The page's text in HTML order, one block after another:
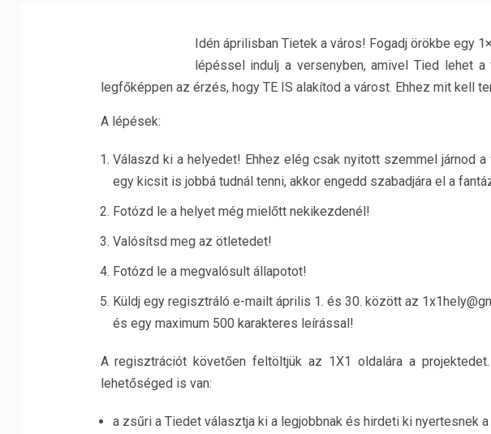
Idén áprilisban Tietek a város! Fogadj örökbe egy
lépéssel indulj a versenyben, amivel Tied lehet
legfőképpen az érzés, hogy TE IS alakítod a várost. Ehhez mit kell
A lépések:
Válaszd ki a helyedet! Ehhez elég csak nyitott szemmel járnod
egy kicsit is jobbá tudnál tenni, akkor engedd szabadjára el a
Fotózd le a helyet még mielőtt nekikezdenél!
Valósítsd meg az ötletedet!
Fotózd le a megvalósult állapotot!
Küldj egy regisztráló e-mailt április 1. és 30. között az
és egy maximum 500 karakteres leírással!
A regisztrációt követően feltöltjük az 1X1 oldalára a
lehetőséged is van:
a zsűri a Tiedet választja ki a legjobbnak és hirdeti ki nyertesnek